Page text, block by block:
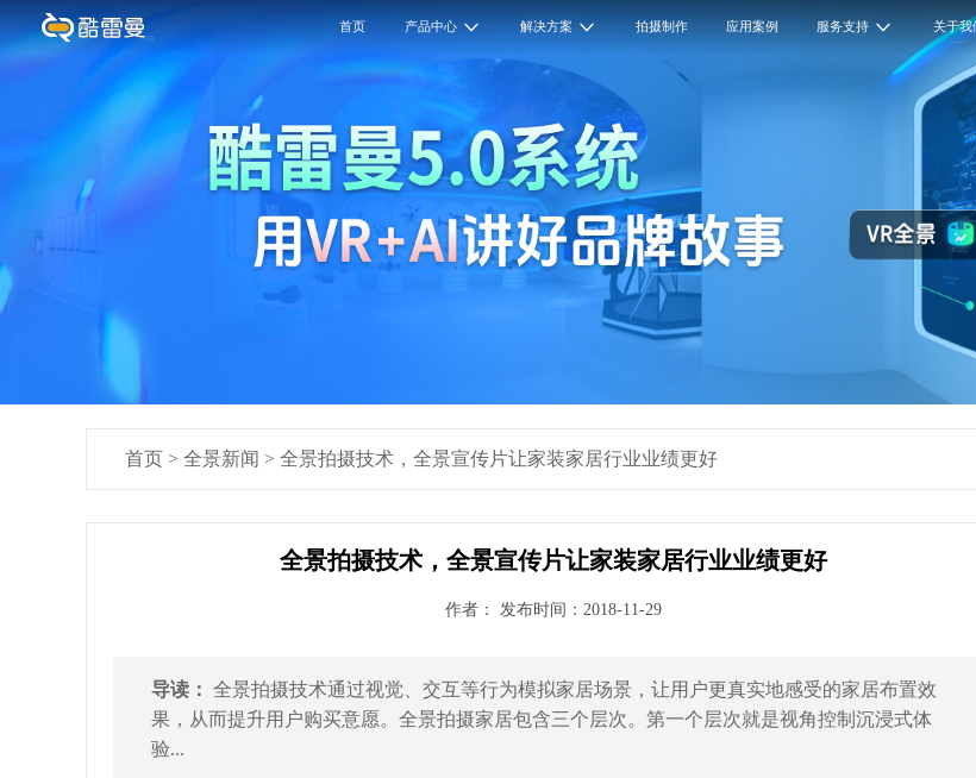
首页 产品中心 解决方案 拍摄制作 应用案例 服务支持 关于我
首页 > 全景新闻 > 全景拍摄技术，全景宣传片让家装家居行业业绩更好
全景拍摄技术，全景宣传片让家装家居行业业绩更好
作者： 发布时间：2018-11-29
导读： 全景拍摄技术通过视觉、交互等行为模拟家居场景，让用户更真实地感受的家居布置效
果，从而提升用户购买意愿。全景拍摄家居包含三个层次。第一个层次就是视角控制沉浸式体
验...